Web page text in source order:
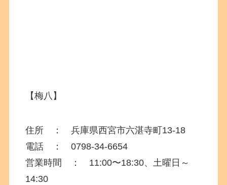
【梅八】
住所 ：兵庫県西宮市六湛寺町13-18
電話 ： 0798-34-6654
営業時間 ： 11:00〜18:30、土曜日～
14:30